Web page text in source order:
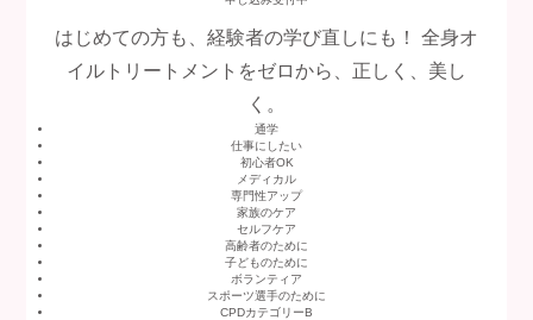
はじめての方も、経験者の学び直しにも！ 全身オ
イルトリートメントをゼロから、正しく、美し
く。
通学
仕事にしたい
初心者OK
メディカル
専門性アップ
家族のケア
セルフケア
高齢者のために
子どものために
ボランティア
スポーツ選手のために
CPDカテゴリーB